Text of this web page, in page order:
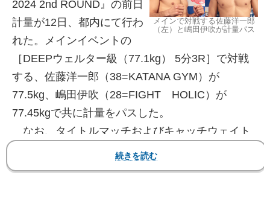
メインで対戦する佐藤洋一郎
（左）と嶋田伊吹が計量パス
2024 2nd ROUND』の前日
計量が12日、都内にて行わ
れた。メインイベントの
［DEEPウェルター級（77.1kg） 5分3R］で対戦
する、佐藤洋一郎（38=KATANA GYM）が
77.5kg、嶋田伊吹（28=FIGHT HOLIC）が
77.45kgで共に計量をパスした。
なお、タイトルマッチおよびキャッチウェイト
以外の階級制の試合では0.5kgの許容重量が認めら
れている。